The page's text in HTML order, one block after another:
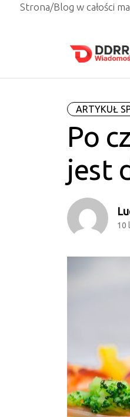
Strona/Blog w całości
ARTYKUŁ
Po
jest
10